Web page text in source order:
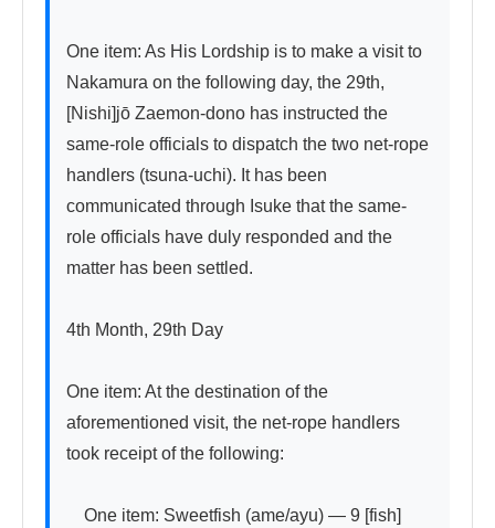
One item: As His Lordship is to make a visit to
Nakamura on the following day, the 29th,
[Nishi]jō Zaemon-dono has instructed the
same-role officials to dispatch the two net-rope
handlers (tsuna-uchi). It has been
communicated through Isuke that the same-
role officials have duly responded and the
matter has been settled.
4th Month, 29th Day
One item: At the destination of the
aforementioned visit, the net-rope handlers
took receipt of the following:
One item: Sweetfish (ame/ayu) — 9 [fish]